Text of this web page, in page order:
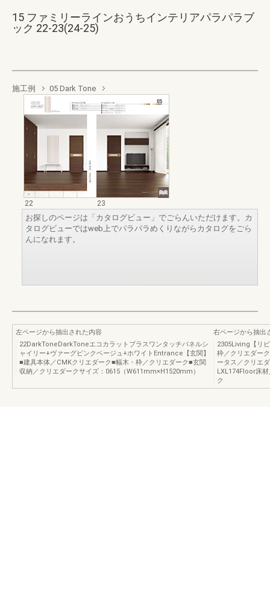
15 ファミリーラインおうちインテリアパラパラブ
ック 22-23(24-25)
施工例 05 Dark Tone
22
23
お探しのページは「カタログビュー」でごらんいただけます。カ
タログビューではweb上でパラパラめくりながらカタログをごら
んになれます。
左ページから抽出された内容
22DarkToneDarkToneエコカラットプラスワンタッチパネルシ
ャイリー+ヴァーグピンクベージュ+ホワイトEntrance【玄関】
■建具本体／CMKクリエダーク■幅木・枠／クリエダーク■玄関
収納／クリエダークサイズ：0615（W611mm×H1520mm）
右ページから抽出
2305Living【リ
枠／クリエダー
ータス／クリエ
LXL174Floor床
ク エ